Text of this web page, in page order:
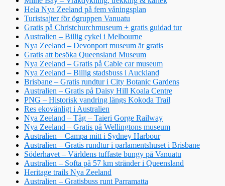
Hela Nya Zeeland på fem våningsplan
Turistsajter för ögruppen Vanuatu
Gratis på Christchurchmuseum + gratis guidad tur
Australien – Billig cykel i Melbourne
Nya Zeeland – Devonport museum är gratis
Gratis att besöka Queensland Museum
Nya Zeeland – Gratis på Cable car museum
Nya Zeeland – Billig stadsbuss i Auckland
Brisbane – Gratis rundtur i City Botanic Gardens
Australien – Gratis på Daisy Hill Koala Centre
PNG – Historisk vandring längs Kokoda Trail
Res ekovänligt i Australien
Nya Zeeland – Tåg – Taieri Gorge Railway
Nya Zeeland – Gratis på Wellingtons museum
Australien – Campa mitt i Sydney Harbour
Australien – Gratis rundtur i parlamentshuset i Brisbane
Söderhavet – Världens tuffaste bungy på Vanuatu
Australien – Softa på 57 km stränder i Queensland
Heritage trails Nya Zeeland
Australien – Gratisbuss runt Parramatta